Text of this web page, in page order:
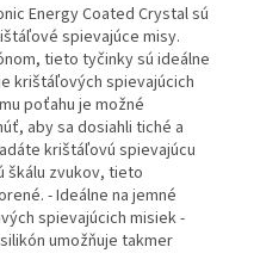
Energy Coated Crystal sú
spievajúce misy.
tieto tyčinky sú ideálne
krištáľových spievajúcich
poťahu je možné
aby sa dosiahli tiché a
krištáľovú spievajúcu
škálu zvukov, tieto
- Ideálne na jemné
spievajúcich misiek -
umožňuje takmer